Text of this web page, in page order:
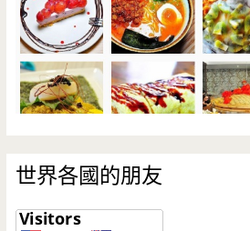
世界各國的朋友